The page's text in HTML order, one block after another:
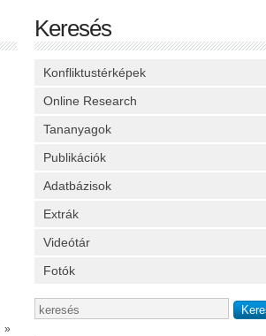
»
Keresés
Konfliktustérképek
Online Research
Tananyagok
Publikációk
Adatbázisok
Extrák
Videótár
Fotók